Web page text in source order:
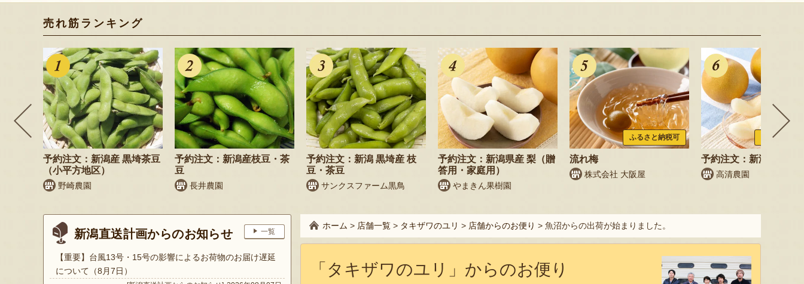
売れ筋ランキング
予約注文：新潟産 黒埼茶豆
（小平方地区）
野崎農園
予約注文：新潟産枝豆・茶
豆
長井農園
予約注文：新潟 黒埼産 枝
豆・茶豆
サンクスファーム黒鳥
予約注文：新潟県産 梨（贈
答用・家庭用）
やまきん果樹園
ふるさと納税可
流れ梅
株式会社 大阪屋
ふるさと納
予約注文：新潟県産 梨
高清農園
新潟直送計画からのお知らせ 一覧
【重要】台風13号・15号の影響によるお荷物のお届け遅延
について（8月7日）
ホーム > 店舗一覧 > タキザワのユリ > 店舗からのお便り > 魚沼からの出荷が始まりました。
「タキザワのユリ」からのお便り